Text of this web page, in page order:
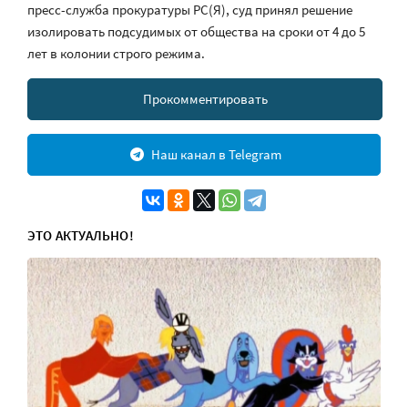
пресс-служба прокуратуры РС(Я), суд принял решение
изолировать подсудимых от общества на сроки от 4 до 5
лет в колонии строго режима.
Прокомментировать
Наш канал в Telegram
ЭТО АКТУАЛЬНО!